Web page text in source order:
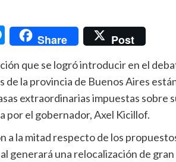
Messenger
Share Post
que se logró introducir en el
la provincia de Buenos Aires
extraordinarias impuestas sobre
por el gobernador, Axel Kicillof.
a la mitad respecto de los
generará una relocalización de